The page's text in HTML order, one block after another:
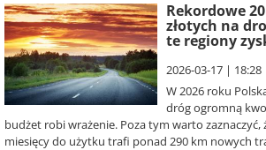
Rekordowe
złotych na
te regiony
2026-03-17 | 18:28
W 2026 roku
dróg ogromną
budżet robi wrażenie. Poza tym warto zaznaczyć,
miesięcy do użytku trafi ponad 290 km nowych